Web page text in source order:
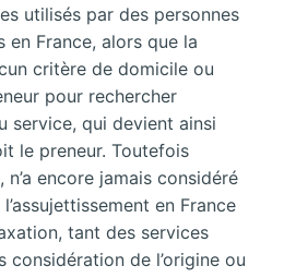
utilisés par des personnes
France, alors que la
critère de domicile ou
pour rechercher
service, qui devient ainsi
le preneur. Toutefois
n’a encore jamais considéré
en France
tant des services
considération de l’origine ou